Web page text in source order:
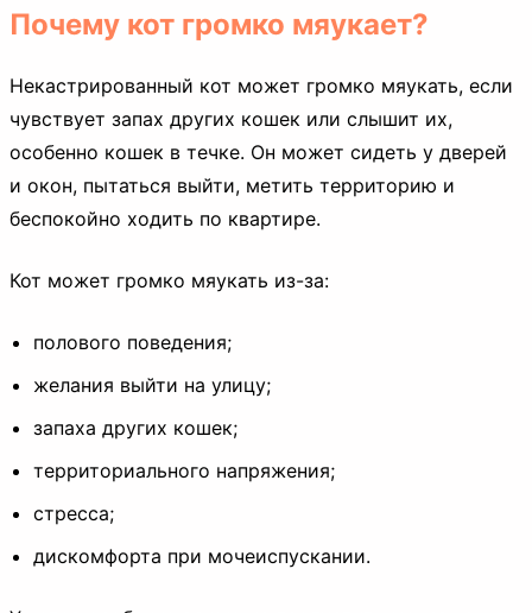
Почему кот громко мяукает?
Некастрированный кот может громко мяукать, если
чувствует запах других кошек или слышит их,
особенно кошек в течке. Он может сидеть у дверей
и окон, пытаться выйти, метить территорию и
беспокойно ходить по квартире.
Кот может громко мяукать из-за:
полового поведения;
желания выйти на улицу;
запаха других кошек;
территориального напряжения;
стресса;
дискомфорта при мочеиспускании.